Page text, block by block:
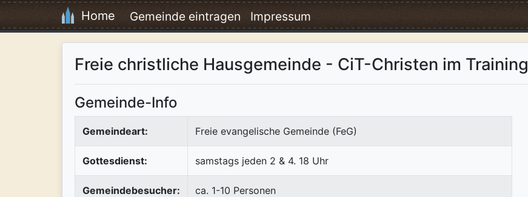
Home Gemeinde eintragen Impressum
Freie christliche Hausgemeinde - CiT-Christen im Training
Gemeinde-Info
Gemeindeart: Freie evangelische Gemeinde (FeG)
Gottesdienst: samstags jeden 2 & 4. 18 Uhr
Gemeindebesucher: ca. 1-10 Personen